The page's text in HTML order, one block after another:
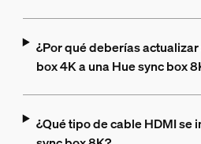
¿Por qué deberías
box 4K a una Hue sync box
¿Qué tipo de cable HDMI se